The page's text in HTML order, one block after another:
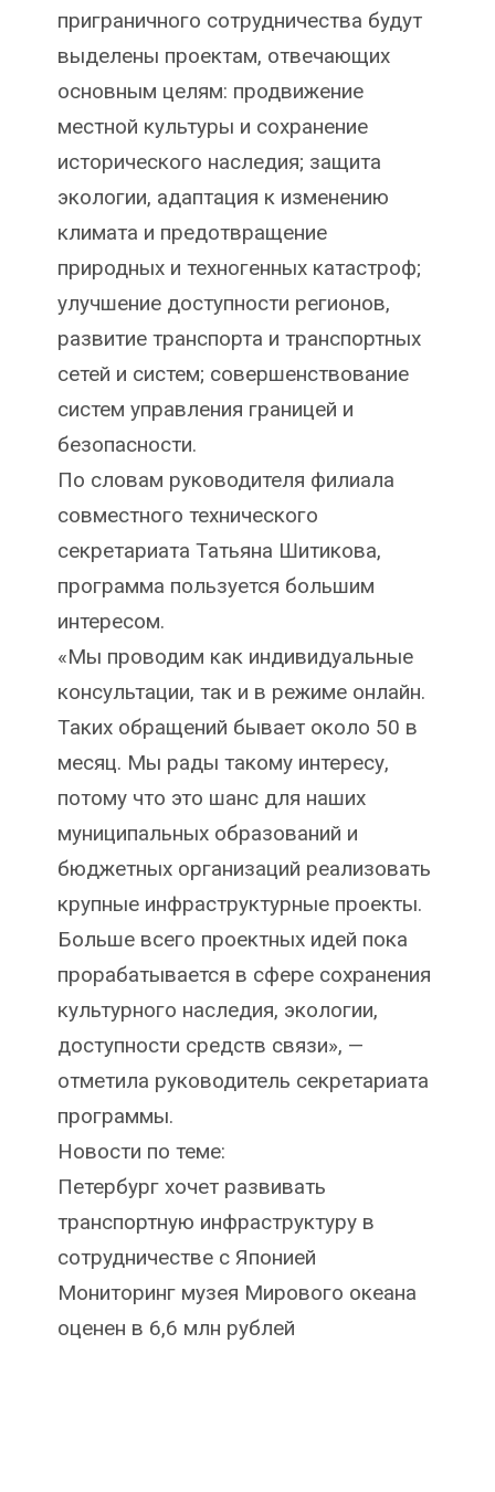
приграничного сотрудничества будут
выделены проектам, отвечающих
основным целям: продвижение
местной культуры и сохранение
исторического наследия; защита
экологии, адаптация к изменению
климата и предотвращение
природных и техногенных катастроф;
улучшение доступности регионов,
развитие транспорта и транспортных
сетей и систем; совершенствование
систем управления границей и
безопасности.
По словам руководителя филиала
совместного технического
секретариата Татьяна Шитикова,
программа пользуется большим
интересом.
«Мы проводим как индивидуальные
консультации, так и в режиме онлайн.
Таких обращений бывает около 50 в
месяц. Мы рады такому интересу,
потому что это шанс для наших
муниципальных образований и
бюджетных организаций реализовать
крупные инфраструктурные проекты.
Больше всего проектных идей пока
прорабатывается в сфере сохранения
культурного наследия, экологии,
доступности средств связи», —
отметила руководитель секретариата
программы.
Новости по теме:
Петербург хочет развивать
транспортную инфраструктуру в
сотрудничестве с Японией
Мониторинг музея Мирового океана
оценен в 6,6 млн рублей